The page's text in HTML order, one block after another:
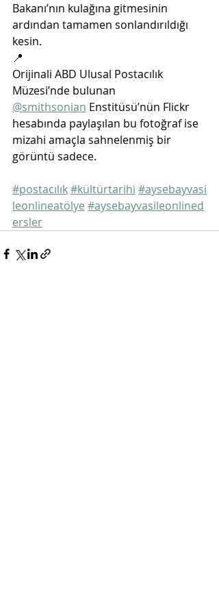
Bakanı’nın kulağına gitmesinin
ardından tamamen sonlandırıldığı
kesin.
📍
Orijinali ABD Ulusal Postacılık
Müzesi’nde bulunan
@smithsonian Enstitüsü’nün Flickr
hesabında paylaşılan bu fotoğraf ise
mizahi amaçla sahnelenmiş bir
görüntü sadece.
#postacılık#kültürtarihi #aysebayvasi
leonlineatölye #aysebayvasileonlined
ersler